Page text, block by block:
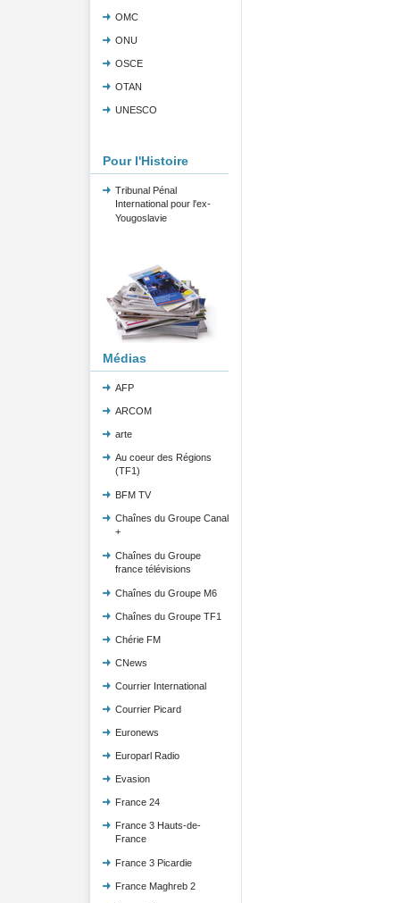
OMC
ONU
OSCE
OTAN
UNESCO
Pour l'Histoire
Tribunal Pénal
International pour l'ex-
Yougoslavie
Médias
AFP
ARCOM
arte
Au coeur des Régions
(TF1)
BFM TV
Chaînes du Groupe Canal
+
Chaînes du Groupe
france télévisions
Chaînes du Groupe M6
Chaînes du Groupe TF1
Chérie FM
CNews
Courrier International
Courrier Picard
Euronews
Europarl Radio
Evasion
France 24
France 3 Hauts-de-
France
France 3 Picardie
France Maghreb 2